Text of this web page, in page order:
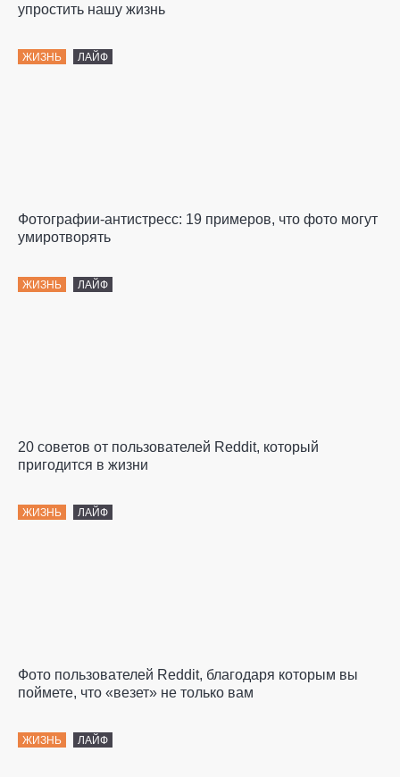
упростить нашу жизнь
ЖИЗНЬ ЛАЙФ
Фотографии-антистресс: 19 примеров, что фото могут
умиротворять
ЖИЗНЬ ЛАЙФ
20 советов от пользователей Reddit, который
пригодится в жизни
ЖИЗНЬ ЛАЙФ
Фото пользователей Reddit, благодаря которым вы
поймете, что «везет» не только вам
ЖИЗНЬ ЛАЙФ